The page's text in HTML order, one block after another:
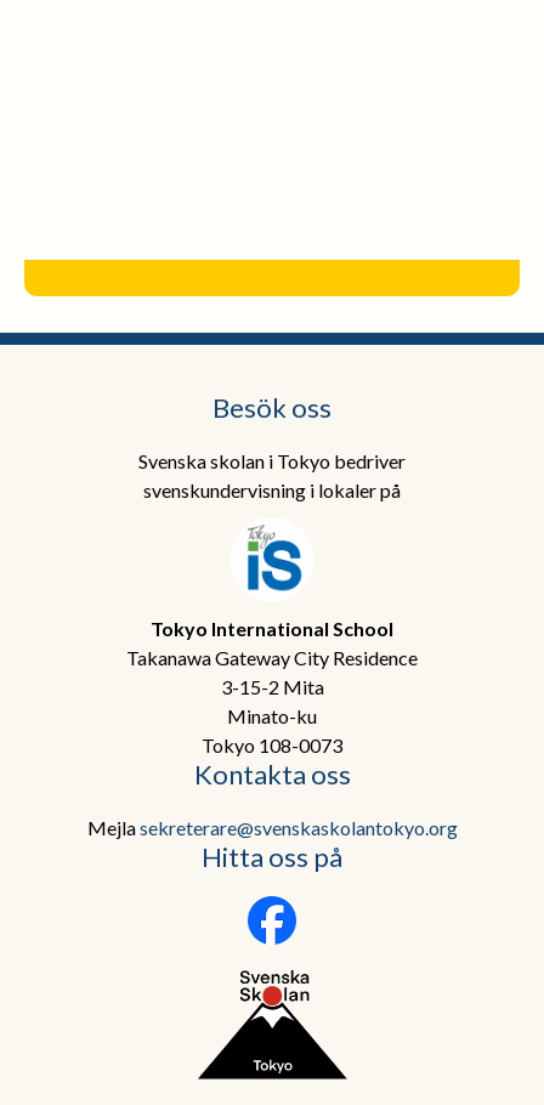
Besök oss
Svenska skolan i Tokyo bedriver
svenskundervisning i lokaler på
Tokyo International School
Takanawa Gateway City Residence
3-15-2 Mita
Minato-ku
Tokyo 108-0073
Kontakta oss
Mejlasekreterare@svenskaskolantokyo.org
Hitta oss på